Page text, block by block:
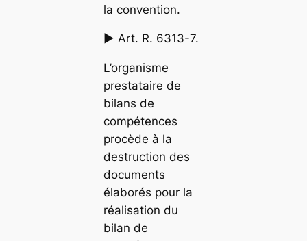
la convention.
►Art. R. 6313-7.
L’organisme
prestataire de
bilans de
compétences
procède à la
destruction des
documents
élaborés pour la
réalisation du
bilan de